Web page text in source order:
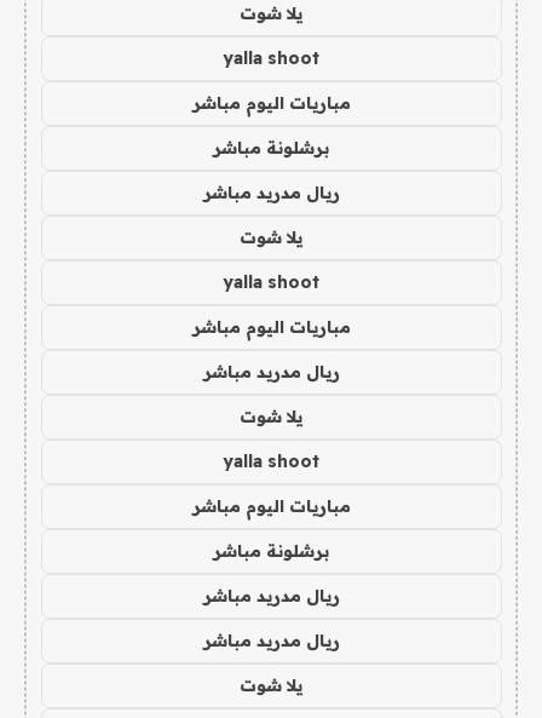
يلا شوت
yalla shoot
مباريات اليوم مباشر
برشلونة مباشر
ريال مدريد مباشر
يلا شوت
yalla shoot
مباريات اليوم مباشر
ريال مدريد مباشر
يلا شوت
yalla shoot
مباريات اليوم مباشر
برشلونة مباشر
ريال مدريد مباشر
ريال مدريد مباشر
يلا شوت